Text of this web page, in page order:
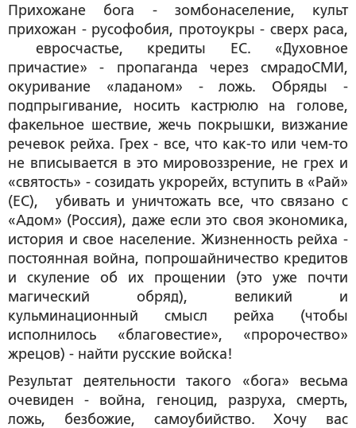
Прихожане бога - зомбонаселение, культ
прихожан - русофобия, протоукры - сверх раса,
евросчастье, кредиты ЕС. «Духовное
причастие» - пропаганда через смрадоСМИ,
окуривание «ладаном» - ложь. Обряды -
подпрыгивание, носить кастрюлю на голове,
факельное шествие, жечь покрышки, визжание
речевок рейха. Грех - все, что как-то или чем-то
не вписывается в это мировоззрение, не грех и
«святость» - созидать укрорейх, вступить в «Рай»
(ЕС), убивать и уничтожать все, что связано с
«Адом» (Россия), даже если это своя экономика,
история и свое население. Жизненность рейха -
постоянная война, попрошайничество кредитов
и скуление об их прощении (это уже почти
магический обряд), великий и
кульминационный смысл рейха (чтобы
исполнилось «благовестие», «пророчество»
жрецов) - найти русские войска!
Результат деятельности такого «бога» весьма
очевиден - война, геноцид, разруха, смерть,
ложь, безбожие, самоубийство. Хочу вас